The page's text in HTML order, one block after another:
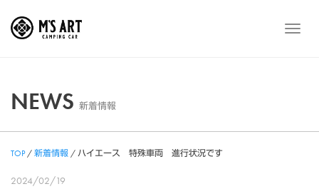
メ
NEWS 新着情報
TOP/新着情報 /ハイエース 特殊車両 進行状況です
2024/02/19